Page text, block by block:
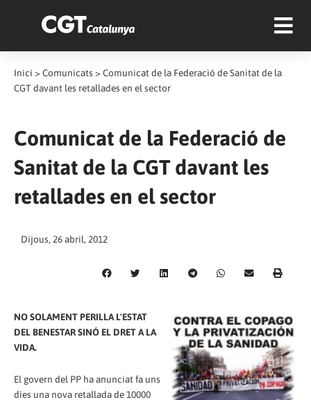
Inici > Comunicats > Comunicat de la Federació de Sanitat de la
CGT davant les retallades en el sector
Comunicat de la Federació de
Sanitat de la CGT davant les
retallades en el sector
Dijous, 26 abril, 2012
NO SOLAMENT PERILLA L'ESTAT
DEL BENESTAR SINÓ EL DRET A LA
VIDA.
El govern del PP ha anunciat fa uns
dies una nova retallada de 10000